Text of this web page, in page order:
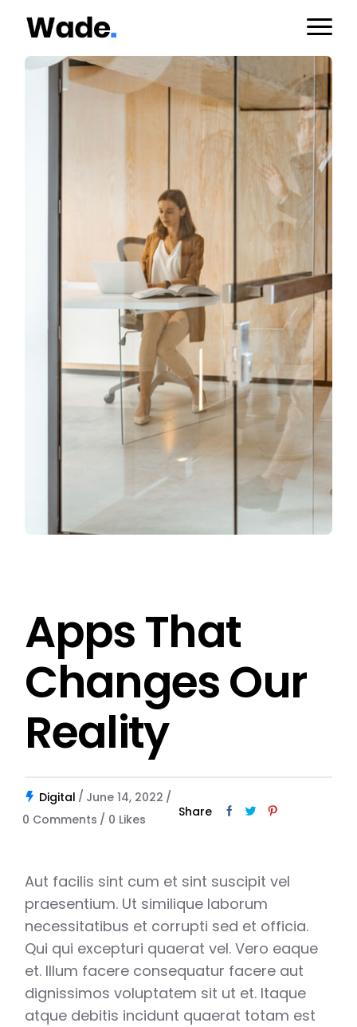
Apps That
Changes Our
Reality
Digital
June 14, 2022
0 Comments
0 Likes Share
Aut facilis sint cum et sint suscipit vel
praesentium. Ut similique laborum
necessitatibus et corrupti sed et officia.
Qui qui excepturi quaerat vel. Vero eaque
et. Illum facere consequatur facere aut
dignissimos voluptatem sit ut et. Itaque
atque debitis incidunt quaerat totam est